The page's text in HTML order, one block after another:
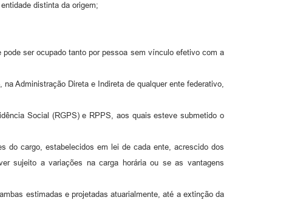
distinta da origem;
ser ocupado tanto por pessoa sem vínculo efetivo com a
Administração Direta e Indireta de qualquer ente federativo,
Social (RGPS) e RPPS, aos quais esteve submetido o
do cargo, estabelecidos em lei de cada ente, acrescido dos
sujeito a variações na carga horária ou se as vantagens
estimadas e projetadas atuarialmente, até a extinção da